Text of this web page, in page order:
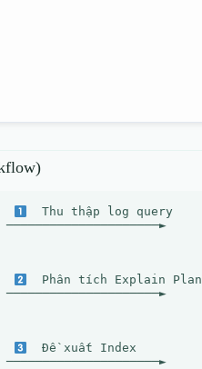
  Thu thập log query
  Phân tích Explain Plan
  Đề xuất Index